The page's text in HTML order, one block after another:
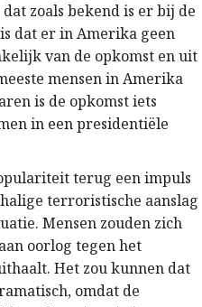
zoals bekend is er bij de
dat er in Amerika geen
van de opkomst en uit
mensen in Amerika
is de opkomst iets
in een presidentiële
terug een impuls
terroristische aanslag
Mensen zouden zich
oorlog tegen het
Het zou kunnen dat
omdat de